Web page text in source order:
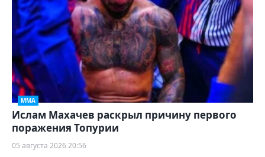
ММА
Ислам Махачев раскрыл причину первого
поражения Топурии
05 августа 2026 20:56